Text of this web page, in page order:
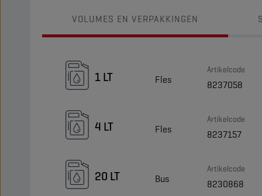
VOLUMES EN VERPAKKINGEN
1 LT Fles
Artikelcode
8237058
4 LT Fles
Artikelcode
8237157
20 LT Bus
Artikelcode
8230868